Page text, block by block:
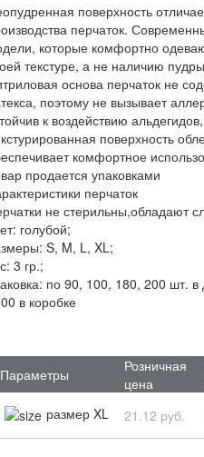
поверхность
перчаток.
которые комфортно
текстуре, а не наличию
основа перчаток не
поэтому не вызывает
к воздействию
поверхность
комфортное
продается упаковками
перчаток
не стерильны,обладают
голубой;
S, M, L, XL;
3 гр.;
по 90, 100, 180, 200 шт.
в коробке
Параметры
Розничная
цена
размер XL 21.12 руб.